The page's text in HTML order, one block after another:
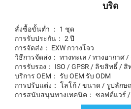
บริด
สั่งซื้อขั้นต่ำ ： 1 ชุด
การรับประกัน： 2 ปี
การจัดส่ง： EXW กวางโจว
วิธีการจัดส่ง： ทางทะเล / ทางอากาศ
การรับรอง： ISO / GPSR / ลิขสิทธิ์ /
บริการ OEM： รับ OEM รับ ODM
การปรับแต่ง： โลโก้ / ขนาด / รูปลักษ
การสนับสนุนทางเทคนิค： ซอฟต์แวร์